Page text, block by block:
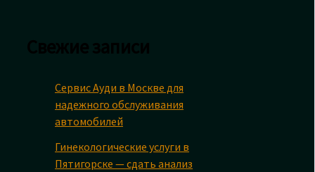
Сервис Ауди в Москве для
надежного обслуживания
автомобилей
Гинекологические услуги в
Пятигорске — сдать анализ